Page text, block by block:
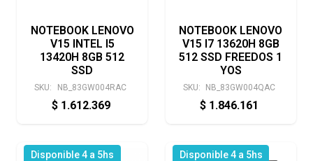
NOTEBOOK LENOVO
V15 INTEL I5
13420H 8GB 512
SSD
SKU: NB_83GW004RAC
$ 1.612.369
NOTEBOOK LENOVO
V15 I7 13620H 8GB
512 SSD FREEDOS 1
YOS
SKU: NB_83GW004QAC
$ 1.846.161
Disponible 4 a 5hs Disponible 4 a 5hs